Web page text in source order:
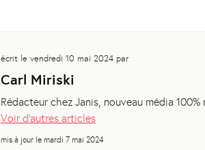
écrit le vendredi 10 mai 2024 par
Carl Miriski
Rédacteur chez Janis, nouveau média
Voir d'autres articles
mis à jour le mardi 7 mai 2024